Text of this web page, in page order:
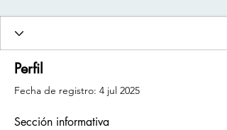
Perfil
Fecha de registro: 4 jul 2025
Sección informativa